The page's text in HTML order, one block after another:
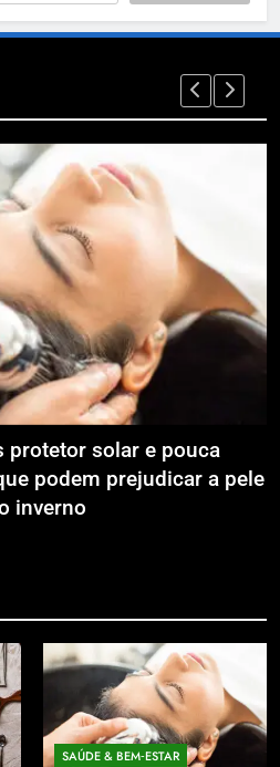
protetor solar e pouca
podem prejudicar a pele
inverno
SAÚDE & BEM‑ESTAR